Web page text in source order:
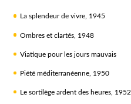
La splendeur de vivre, 1945
Ombres et clartés, 1948
Viatique pour les jours mauvais
Piété méditerranéenne, 1950
Le sortilège ardent des heures, 1952